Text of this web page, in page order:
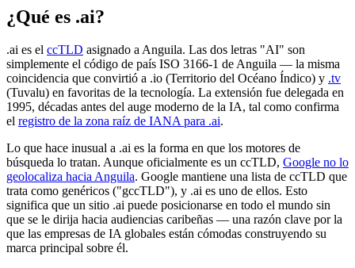
¿Qué es .ai?
.ai es el ccTLD asignado a Anguila. Las dos letras "AI" son
simplemente el código de país ISO 3166-1 de Anguila — la misma
coincidencia que convirtió a .io (Territorio del Océano Índico) y .tv
(Tuvalu) en favoritas de la tecnología. La extensión fue delegada en
1995, décadas antes del auge moderno de la IA, tal como confirma
el registro de la zona raíz de IANA para .ai.
Lo que hace inusual a .ai es la forma en que los motores de
búsqueda lo tratan. Aunque oficialmente es un ccTLD, Google no lo
geolocaliza hacia Anguila. Google mantiene una lista de ccTLD que
trata como genéricos ("gccTLD"), y .ai es uno de ellos. Esto
significa que un sitio .ai puede posicionarse en todo el mundo sin
que se le dirija hacia audiencias caribeñas — una razón clave por la
que las empresas de IA globales están cómodas construyendo su
marca principal sobre él.